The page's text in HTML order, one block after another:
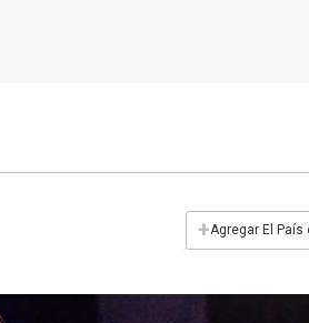
+Agregar El País